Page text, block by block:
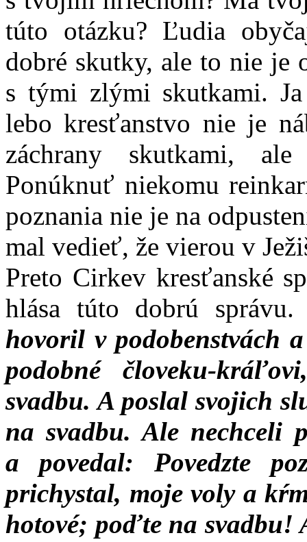
túto otázku? Ľudia
dobré skutky, ale to nie je
s tými zlými skutkami.
lebo kresťanstvo nie je
záchrany skutkami,
Ponúknuť niekomu
poznania nie je na
mal vedieť, že vierou v
Preto Cirkev kresťanské
hlása túto dobrú
hovoril v podobenstvách
podobné človeku-
svadbu. A poslal svojich
na svadbu. Ale
a povedal: Povedzte
prichystal, moje voly a
hotové; poďte na